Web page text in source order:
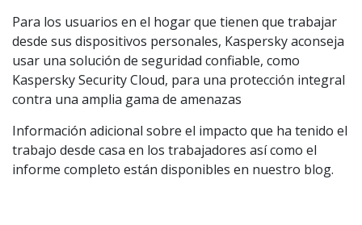
Para los usuarios en el hogar que tienen que trabajar
desde sus dispositivos personales, Kaspersky aconseja
usar una solución de seguridad confiable, como
Kaspersky Security Cloud, para una protección integral
contra una amplia gama de amenazas
Información adicional sobre el impacto que ha tenido el
trabajo desde casa en los trabajadores así como el
informe completo están disponibles en nuestro blog.